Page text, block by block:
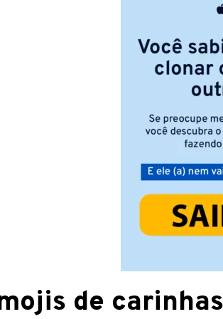
de carinhas